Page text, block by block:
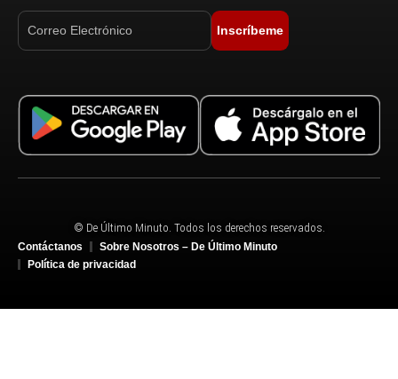
Inscríbeme
© De Último Minuto. Todos los derechos reservados.
Contáctanos
Sobre Nosotros – De Último Minuto
Política de privacidad